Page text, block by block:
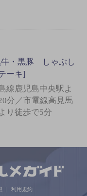
牛・黒豚 しゃぶし
ーキ]
線鹿児島中央駅よ
分／市電線高見馬
り徒歩で5分
利用規約